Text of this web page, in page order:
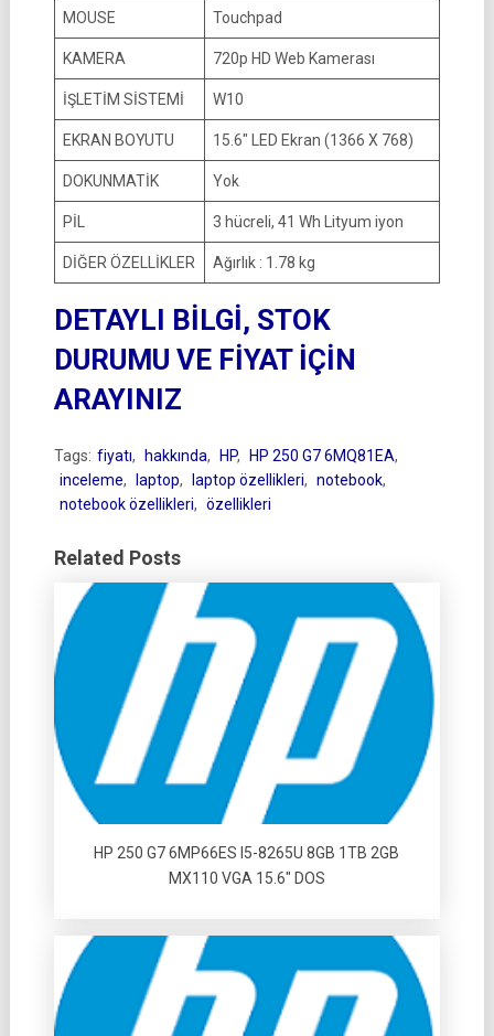
MOUSE Touchpad
KAMERA 720p HD Web Kamerası
İŞLETİM SİSTEMİ W10
EKRAN BOYUTU 15.6″ LED Ekran (1366 X 768)
DOKUNMATİK Yok
PİL 3 hücreli, 41 Wh Lityum iyon
DİĞER ÖZELLİKLER Ağırlık : 1.78 kg
DETAYLI BİLGİ, STOK
DURUMU VE FİYAT İÇİN
ARAYINIZ
Tags: fiyatı, hakkında, HP, HP 250 G7 6MQ81EA,
inceleme, laptop, laptop özellikleri, notebook,
notebook özellikleri, özellikleri
Related Posts
HP 250 G7 6MP66ES I5-8265U 8GB 1TB 2GB
MX110 VGA 15.6″ DOS